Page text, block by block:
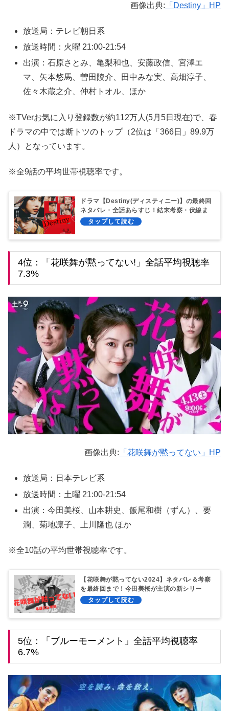
画像出典: 「Destiny」HP
放送局：テレビ朝日系
放送時間：火曜 21:00-21:54
出演：石原さとみ、亀梨和也、安藤政信、宮澤エ
マ、矢本悠馬、曽田陵介、田中みな実、高畑淳子、
佐々木蔵之介、仲村トオル、ほか
※TVerお気に入り登録数が約112万人(5月5日現在)で、春
ドラマの中では断トツのトップ（2位は「366日」89.9万
人）となっています。
※全9話の平均世帯視聴率です。
ドラマ【Destiny(ディスティニー)】の最終回
ネタバレ・全話あらすじ！結末考察・伏線ま
とめ！
4位：「花咲舞が黙ってない!」全話平均視聴率
7.3%
画像出典: 「花咲舞が黙ってない」HP
放送局：日本テレビ系
放送時間：土曜 21:00-21:54
出演：今田美桜、山本耕史、飯尾和樹（ずん）、要
潤、菊地凛子、上川隆也 ほか
※全10話の平均世帯視聴率です。
【花咲舞が黙ってない2024】ネタバレ＆考察
を最終回まで！今田美桜が主演の新シリー
ズ！
5位：「ブルーモーメント」全話平均視聴率
6.7%